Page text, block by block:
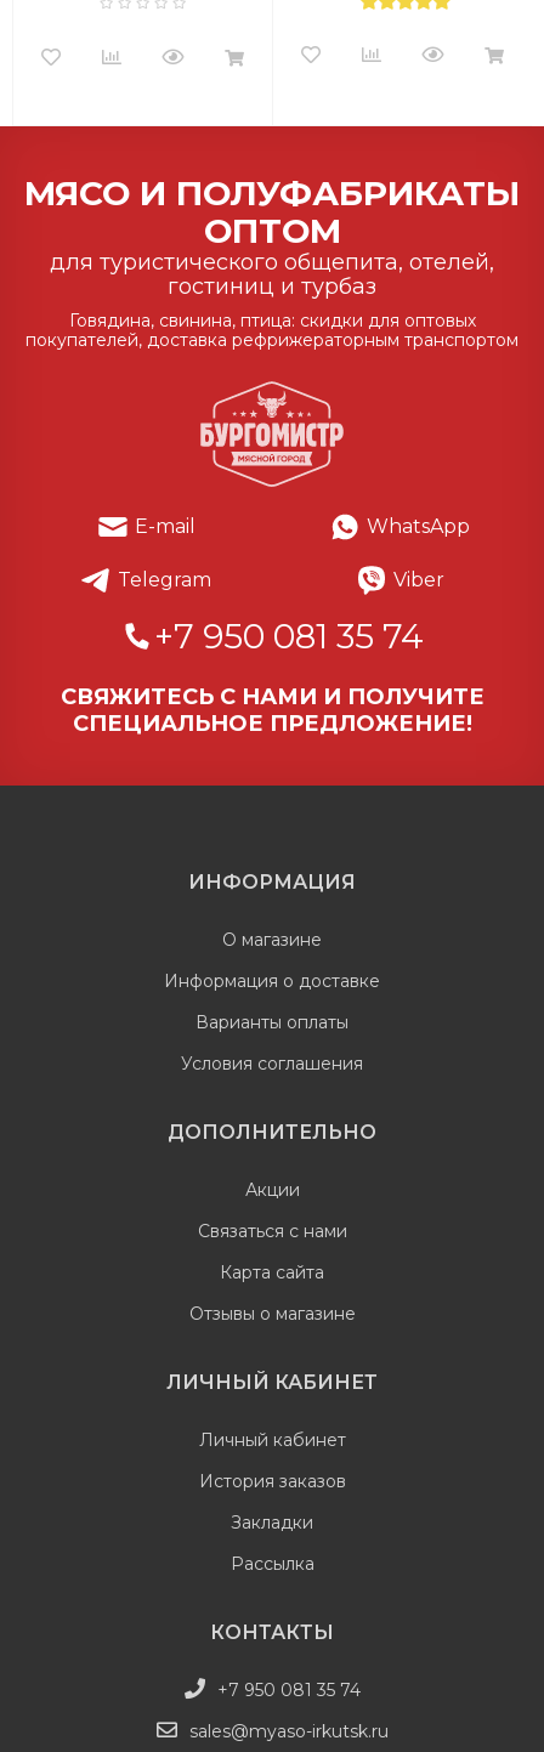
МЯСО И ПОЛУФАБРИКАТЫ
ОПТОМ
для туристического общепита, отелей,
гостиниц и турбаз
Говядина, свинина, птица: скидки для оптовых
покупателей, доставка рефрижераторным транспортом
E-mail WhatsApp
Telegram Viber
+7 950 081 35 74
СВЯЖИТЕСЬ С НАМИ И ПОЛУЧИТЕ
СПЕЦИАЛЬНОЕ ПРЕДЛОЖЕНИЕ!
ИНФОРМАЦИЯ
О магазине
Информация о доставке
Варианты оплаты
Условия соглашения
ДОПОЛНИТЕЛЬНО
Акции
Связаться с нами
Карта сайта
Отзывы о магазине
ЛИЧНЫЙ КАБИНЕТ
Личный кабинет
История заказов
Закладки
Рассылка
КОНТАКТЫ
+7 950 081 35 74
sales@myaso-irkutsk.ru